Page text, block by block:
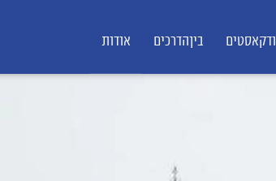
ביןהדרכים אודות